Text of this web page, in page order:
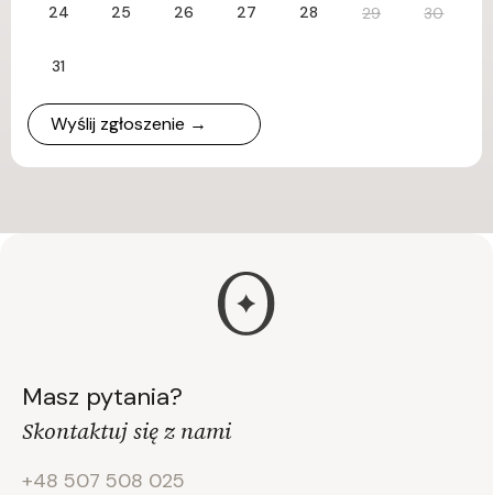
24 25 26 27 28 29 30
31
Wyślij zgłoszenie →
Masz pytania?
Skontaktuj się z nami
+48 507 508 025